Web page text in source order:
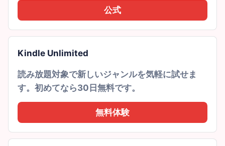
公式
Kindle Unlimited
読み放題対象で新しいジャンルを気軽に試せま
す。初めてなら30日無料です。
無料体験